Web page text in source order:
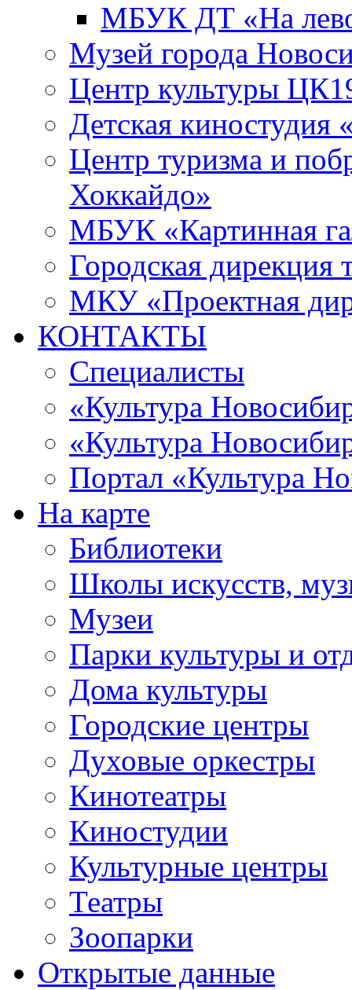
МБУК ДТ «На
Музей города
Центр культуры
Детская киностудия
Центр туризма и
Хоккайдо»
МБУК «Картинная
Городская дирекция
МКУ «Проектная
КОНТАКТЫ
Специалисты
«Культура
«Культура
Портал «Культура
На карте
Библиотеки
Школы искусств,
Музеи
Парки культуры и
Дома культуры
Городские центры
Духовые оркестры
Кинотеатры
Киностудии
Культурные центры
Театры
Зоопарки
Открытые данные